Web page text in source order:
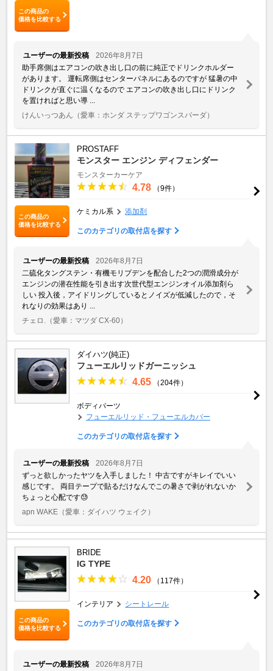
この商品の
価格を比較する
ユーザーの最新投稿
2026年8月7日
助手席側はエアコンの吹き出し口の前に純正でドリンクホルダー
があります。 運転席側はセンターパネルにあるのですが 猛暑の中
ドリンクが直ぐに温くなるので エアコンの吹き出し口にドリンク
を置ければと思い導 ...
けんいっつあん （愛車：ホンダ ステップワゴンスパーダ）
この商品の
価格を比較する
PROSTAFF
モンスター エンジン ディフェンダー
モンスターカーケア
4.78 （9件）
ケミカル系 添加剤
このカテゴリの取付店を探す
ユーザーの最新投稿
2026年8月7日
二硫化タングステン・有機モリブデンを配合した2つの潤滑成分が
エンジンの潜在性能を引き出す次世代型エンジンオイル添加剤ら
しい 投入後，アイドリングしているとノイズが低減したので，そ
れなりの効果はあり ...
チェロ.
（愛車：マツダ CX-60）
ダイハツ(純正)
フューエルリッドガーニッシュ
4.65 （204件）
ボディパーツ
フューエルリッド・フューエルカバー
このカテゴリの取付店を探す
ユーザーの最新投稿
2026年8月7日
ずっと欲しかったヤツを入手しました！ 中古ですがキレイでいい
感じです。 両目テープで貼るだけなんでこの暑さで剥がれないか
ちょっと心配です😓
apn WAKE （愛車：ダイハツ ウェイク）
この商品の
価格を比較する
BRIDE
IG TYPE
4.20 （117件）
インテリア シートレール
このカテゴリの取付店を探す
ユーザーの最新投稿
2026年8月7日